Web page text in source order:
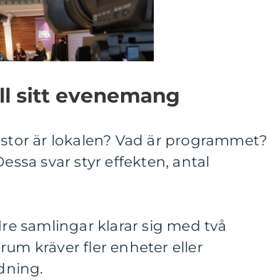
sitt evenemang
är lokalen? Vad är programmet?
svar styr effekten, antal
samlingar klarar sig med två
kräver fler enheter eller